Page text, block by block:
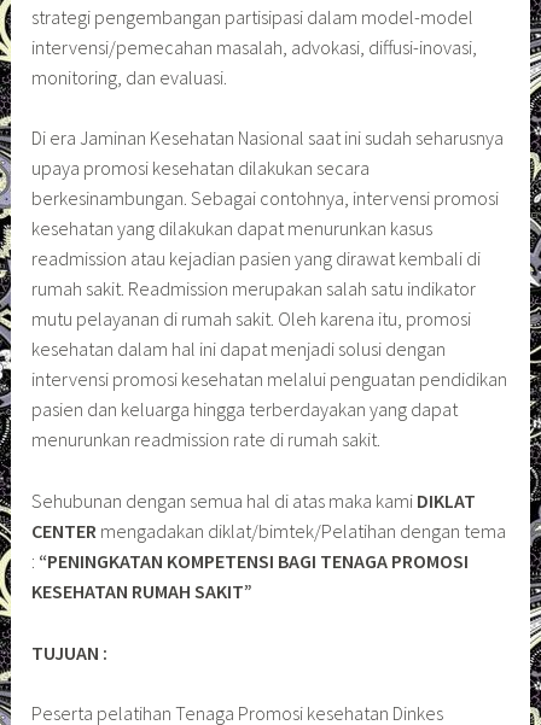
strategi pengembangan partisipasi dalam model-model
intervensi/pemecahan masalah, advokasi, diffusi-inovasi,
monitoring, dan evaluasi.
Di era Jaminan Kesehatan Nasional saat ini sudah seharusnya
upaya promosi kesehatan dilakukan secara
berkesinambungan. Sebagai contohnya, intervensi promosi
kesehatan yang dilakukan dapat menurunkan kasus
readmission atau kejadian pasien yang dirawat kembali di
rumah sakit. Readmission merupakan salah satu indikator
mutu pelayanan di rumah sakit. Oleh karena itu, promosi
kesehatan dalam hal ini dapat menjadi solusi dengan
intervensi promosi kesehatan melalui penguatan pendidikan
pasien dan keluarga hingga terberdayakan yang dapat
menurunkan readmission rate di rumah sakit.
Sehubunan dengan semua hal di atas maka kami DIKLAT
CENTER mengadakan diklat/bimtek/Pelatihan dengan tema
: “PENINGKATAN KOMPETENSI BAGI TENAGA PROMOSI
KESEHATAN RUMAH SAKIT”
TUJUAN :
Peserta pelatihan Tenaga Promosi kesehatan Dinkes